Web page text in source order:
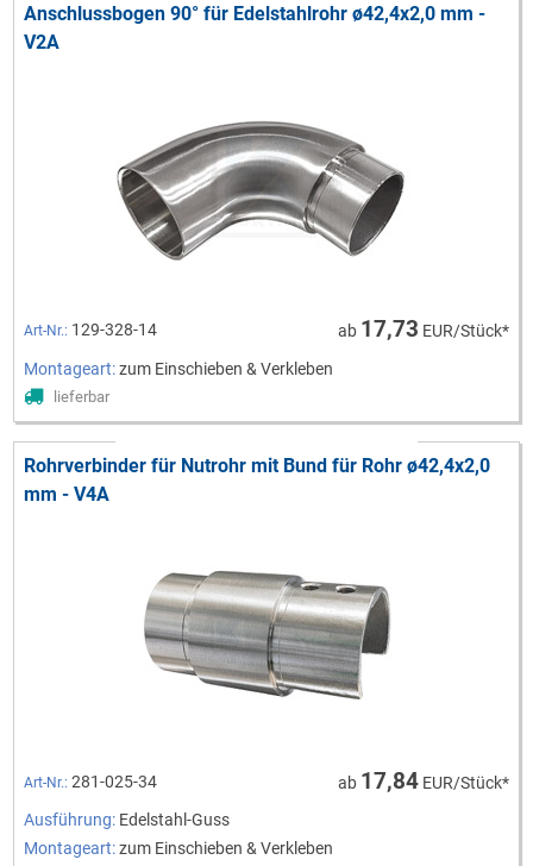
Anschlussbogen 90° für Edelstahlrohr ø42,4x2,0 mm -
V2A
Art-Nr.: 129-328-14 ab 17,73 EUR/Stück*
Montageart:zum Einschieben & Verkleben
lieferbar
Rohrverbinder für Nutrohr mit Bund für Rohr ø42,4x2,0
mm - V4A
Art-Nr.: 281-025-34 ab 17,84EUR/Stück*
Ausführung: Edelstahl-Guss
Montageart:zum Einschieben & Verkleben